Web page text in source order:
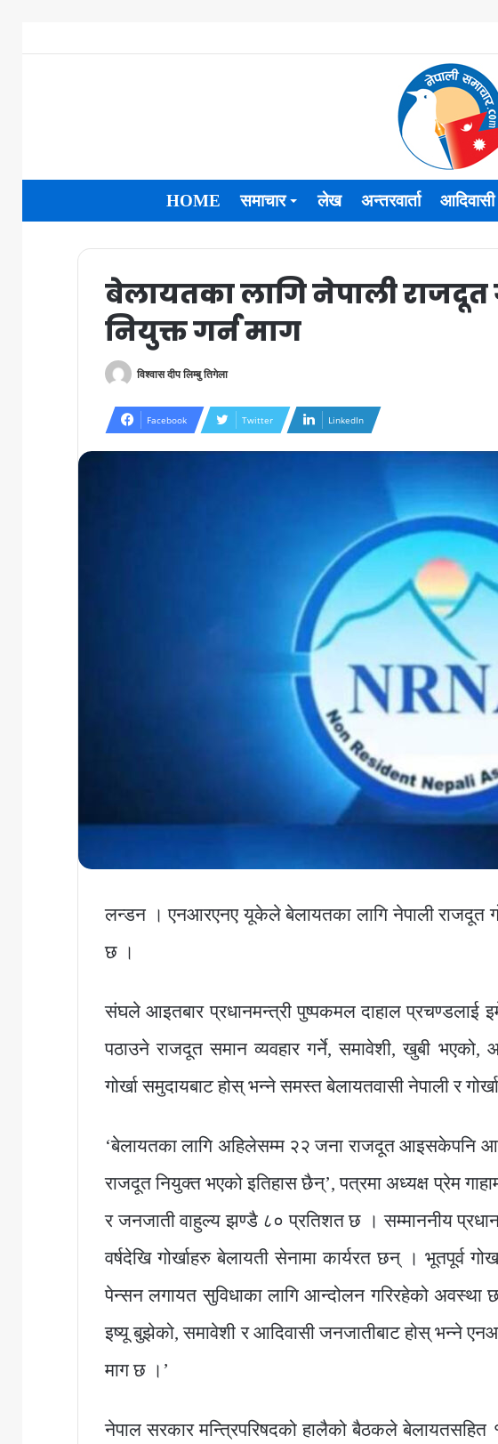
HOME समाचार लेख अन्तरवार्ता आदिवासी
बेलायतका लागि नेपाली राजदूत
नियुक्त गर्न माग
विश्वास दीप लिम्बु तिगेला
Facebook Twitter LinkedIn
लन्डन । एनआरएनए यूकेले बेलायतका लागि नेपाली राजदूत
छ ।
संघले आइतबार प्रधानमन्त्री पुष्पकमल दाहाल प्रचण्डलाई
पठाउने राजदूत समान व्यवहार गर्ने, समावेशी, खुबी भएको,
गोर्खा समुदायबाट होस् भन्ने समस्त बेलायतवासी नेपाली र
‘बेलायतका लागि अहिलेसम्म २२ जना राजदूत आइसकेपनि
राजदूत नियुक्त भएको इतिहास छैन्’, पत्रमा अध्यक्ष प्रेम
र जनजाती वाहुल्य झण्डै ८० प्रतिशत छ । सम्माननीय
वर्षदेखि गोर्खाहरु बेलायती सेनामा कार्यरत छन् । भूतपूर्व
पेन्सन लगायत सुविधाका लागि आन्दोलन गरिरहेको अवस्था छ
इष्यू बुझेको, समावेशी र आदिवासी जनजातीबाट होस् भन्ने
माग छ ।’
नेपाल सरकार मन्त्रिपरिषदको हालैको बैठकले बेलायतसहित